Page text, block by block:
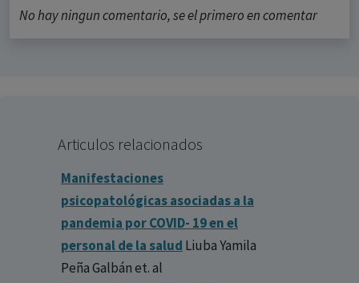
No hay ningun comentario, se el primero en comentar
Articulos relacionados
Manifestaciones
psicopatológicas asociadas a la
pandemia por COVID- 19 en el
personal de la salud Liuba Yamila
Peña Galbánet. al